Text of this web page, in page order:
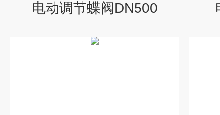
电动调节蝶阀DN500